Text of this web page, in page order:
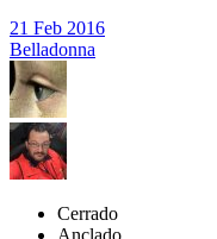
21 Feb 2016
Belladonna
Cerrado